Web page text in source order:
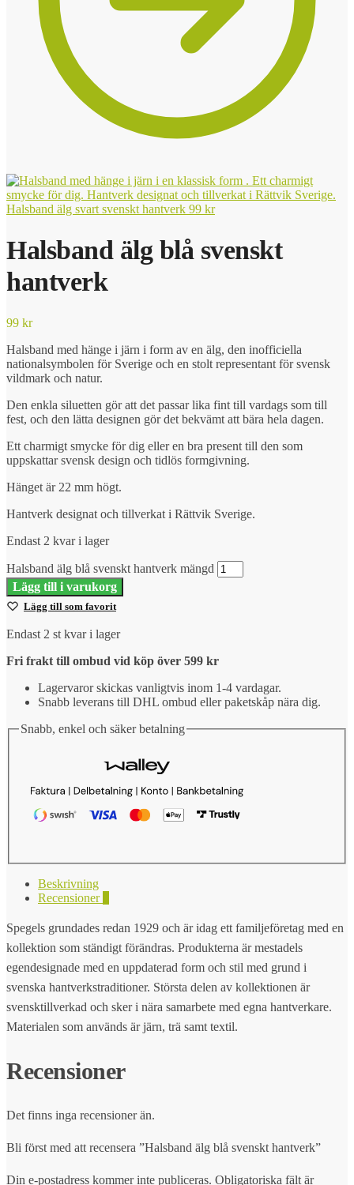
Halsband älg svart svenskt hantverk 99 kr
Halsband älg blå svenskt
hantverk
99 kr
Halsband med hänge i järn i form av en älg, den inofficiella
nationalsymbolen för Sverige och en stolt representant för svensk
vildmark och natur.
Den enkla siluetten gör att det passar lika fint till vardags som till
fest, och den lätta designen gör det bekvämt att bära hela dagen.
Ett charmigt smycke för dig eller en bra present till den som
uppskattar svensk design och tidlös formgivning.
Hänget är 22 mm högt.
Hantverk designat och tillverkat i Rättvik Sverige.
Endast 2 kvar i lager
Halsband älg blå svenskt hantverk mängd
Lägg till i varukorg
Lägg till som favorit
Endast 2 st kvar i lager
Fri frakt till ombud vid köp över 599 kr
Lagervaror skickas vanligtvis inom 1-4 vardagar.
Snabb leverans till DHL ombud eller paketskåp nära dig.
Snabb, enkel och säker betalning
Beskrivning
Recensioner
Spegels grundades redan 1929 och är idag ett familjeföretag med en
kollektion som ständigt förändras. Produkterna är mestadels
egendesignade med en uppdaterad form och stil med grund i
svenska hantverkstraditioner. Största delen av kollektionen är
svensktillverkad och sker i nära samarbete med egna hantverkare.
Materialen som används är järn, trä samt textil.
Recensioner
Det finns inga recensioner än.
Bli först med att recensera ”Halsband älg blå svenskt hantverk”
Din e-postadress kommer inte publiceras. Obligatoriska fält är